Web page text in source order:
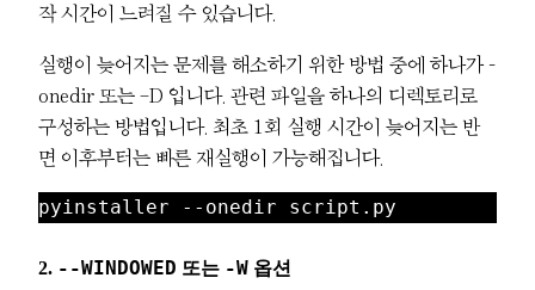
작 시간이 느려질 수 있습니다.
실행이 늦어지는 문제를 해소하기 위한 방법 중에 하나가 –
onedir 또는 -D 입니다. 관련 파일을 하나의 디렉토리로
구성하는 방법입니다. 최초 1회 실행 시간이 늦어지는 반
면 이후부터는 빠른 재실행이 가능해집니다.
pyinstaller --onedir script.py
2. --WINDOWED 또는 -W 옵션